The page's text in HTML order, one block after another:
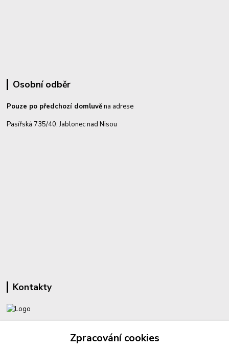
Osobní odběr
Pouze po předchozí domluvěna adrese
Pasířská 735/40, Jablonec nad Nisou
Kontakty
Zpracování cookies